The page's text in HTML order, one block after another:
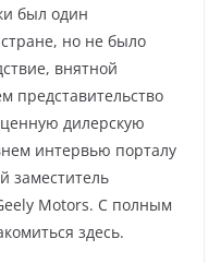
был один
но не было
внятной
представительство
дилерскую
интервью порталу
заместитель
Motors. С полным
здесь.